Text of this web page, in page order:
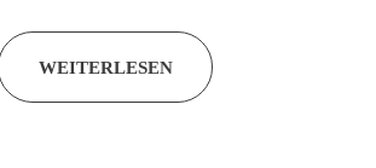
WEITERLESEN